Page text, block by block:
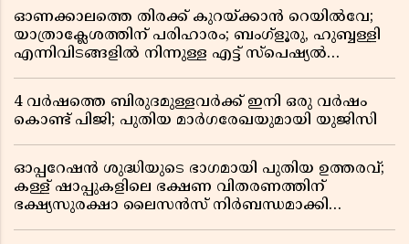
ഓണക്കാലത്തെ തിരക്ക് കുറയ്ക്കാൻ റെയിൽവേ;
യാത്രാക്ലേശത്തിന് പരിഹാരം; ബംഗ്ളൂരു, ഹുബ്ബള്ളി
എന്നിവിടങ്ങളിൽ നിന്നുള്ള എട്ട് സ്പെഷ്യൽ
4 വർഷത്തെ ബിരുദമുള്ളവർക്ക് ഇനി ഒരു വർഷം
കൊണ്ട് പിജി; പുതിയ മാർഗരേഖയുമായി യുജിസി
ഓപ്പറേഷൻ ശുദ്ധിയുടെ ഭാഗമായി പുതിയ ഉത്തരവ്;
കള്ള് ഷാപ്പുകളിലെ ഭക്ഷണ വിതരണത്തിന്
ഭക്ഷ്യസുരക്ഷാ ലൈസൻസ് നിർബന്ധമാക്കി